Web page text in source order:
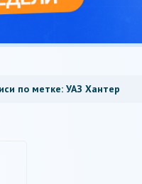
по метке: УАЗ Хантер